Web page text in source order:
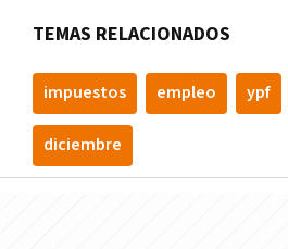
TEMAS RELACIONADOS
impuestos empleo ypf
diciembre